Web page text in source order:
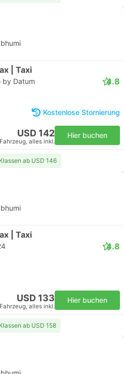
| Taxi
by Datum 4.8
Kostenlose Stornierung
USD 142
Fahrzeug, alles inkl.
Hier buchen
ab USD 146
| Taxi
4.8
USD 133
Fahrzeug, alles inkl.
Hier buchen
ab USD 158